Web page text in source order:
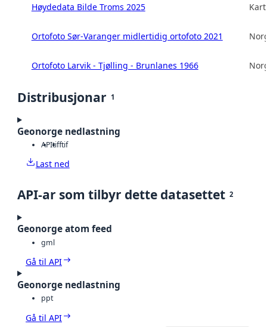
Høydedata Bilde Troms 2025
Ortofoto Sør-Varanger midlertidig ortofoto 2021
Ortofoto Larvik - Tjølling - Brunlanes 1966
Distribusjonar 1
Geonorge nedlastning
APItifftif
Last ned
API-ar som tilbyr dette datasettet 2
Geonorge atom feed
gml
Gå til API
Geonorge nedlastning
ppt
Gå til API